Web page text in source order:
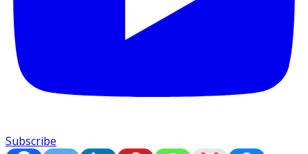
Subscribe